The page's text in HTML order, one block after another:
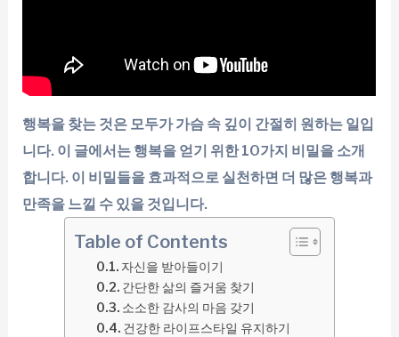
행복을 찾는 것은 모두가 가슴 속 깊이 간절히 원하는 일입
니다. 이 글에서는 행복을 얻기 위한 10가지 비밀을 소개
합니다. 이 비밀들을 효과적으로 실천하면 더 많은 행복과
만족을 느낄 수 있을 것입니다.
Table of Contents
자신을 받아들이기
간단한 삶의 즐거움 찾기
소소한 감사의 마음 갖기
건강한 라이프스타일 유지하기